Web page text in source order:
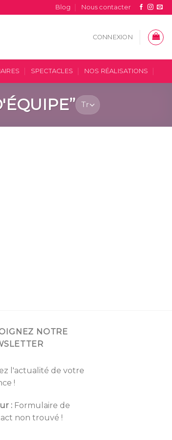
Blog Nous contacter
CONNEXION
SPECTACLES NOS RÉALISATIONS
NOTRE
l'actualité de votre
!
: Formulaire de
non trouvé !